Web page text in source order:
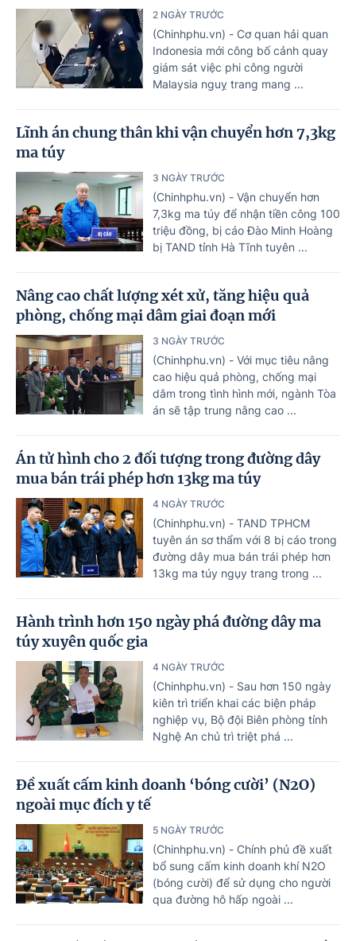
2 NGÀY TRƯỚC
(Chinhphu.vn) - Cơ quan hải quan
Indonesia mới công bố cảnh quay
giám sát việc phi công người
Malaysia nguỵ trang mang ...
Lĩnh án chung thân khi vận chuyển hơn 7,3kg
ma túy
3 NGÀY TRƯỚC
(Chinhphu.vn) - Vận chuyển hơn
7,3kg ma túy để nhận tiền công 100
triệu đồng, bị cáo Đào Minh Hoàng
bị TAND tỉnh Hà Tĩnh tuyên ...
Nâng cao chất lượng xét xử, tăng hiệu quả
phòng, chống mại dâm giai đoạn mới
3 NGÀY TRƯỚC
(Chinhphu.vn) - Với mục tiêu nâng
cao hiệu quả phòng, chống mại
dâm trong tình hình mới, ngành Tòa
án sẽ tập trung nâng cao ...
Án tử hình cho 2 đối tượng trong đường dây
mua bán trái phép hơn 13kg ma túy
4 NGÀY TRƯỚC
(Chinhphu.vn) - TAND TPHCM
tuyên án sơ thẩm với 8 bị cáo trong
đường dây mua bán trái phép hơn
13kg ma túy ngụy trang trong ...
Hành trình hơn 150 ngày phá đường dây ma
túy xuyên quốc gia
4 NGÀY TRƯỚC
(Chinhphu.vn) - Sau hơn 150 ngày
kiên trì triển khai các biện pháp
nghiệp vụ, Bộ đội Biên phòng tỉnh
Nghệ An chủ trì triệt phá ...
Đề xuất cấm kinh doanh ‘bóng cười’ (N2O)
ngoài mục đích y tế
5 NGÀY TRƯỚC
(Chinhphu.vn) - Chính phủ đề xuất
bổ sung cấm kinh doanh khí N2O
(bóng cười) để sử dụng cho người
qua đường hô hấp ngoài ...